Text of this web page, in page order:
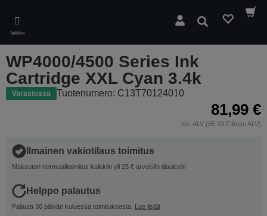
main
content
Valikko
Hae
WP4000/4500 Series Ink
Cartridge XXL Cyan 3.4k
Varastossa Tuotenumero: C13T70124010
81,99 €
sis. ALV (65,33 € ilman ALV)
Ilmainen vakiotilaus toimitus
Maksuton normaalitoimitus kaikkiin yli 25 € arvoisiin tilauksiin
Helppo palautus
Palauta 30 päivän kuluessa toimituksesta. Lue lisää